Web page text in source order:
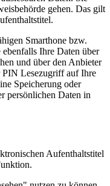
gehen. Das gilt
Smarthone bzw.
Ihre Daten über
und über den Anbieter
PIN Lesezugriff auf Ihre
Speicherung oder
persönlichen Daten in
Aufenthaltstitel